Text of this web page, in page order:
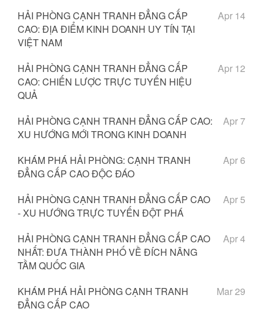
HẢI PHÒNG CẠNH TRANH ĐẲNG CẤP
CAO: ĐỊA ĐIỂM KINH DOANH UY TÍN TẠI
VIỆT NAM
Apr 14
HẢI PHÒNG CẠNH TRANH ĐẲNG CẤP
CAO: CHIẾN LƯỢC TRỰC TUYẾN HIỆU
QUẢ
Apr 12
HẢI PHÒNG CẠNH TRANH ĐẲNG CẤP CAO:
XU HƯỚNG MỚI TRONG KINH DOANH
Apr 7
KHÁM PHÁ HẢI PHÒNG: CẠNH TRANH
ĐẲNG CẤP CAO ĐỘC ĐÁO
Apr 6
HẢI PHÒNG CẠNH TRANH ĐẲNG CẤP CAO
- XU HƯỚNG TRỰC TUYẾN ĐỘT PHÁ
Apr 5
HẢI PHÒNG CẠNH TRANH ĐẲNG CẤP CAO
NHẤT: ĐƯA THÀNH PHỐ VỀ ĐÍCH NÂNG
TẦM QUỐC GIA
Apr 4
KHÁM PHÁ HẢI PHÒNG CẠNH TRANH
ĐẲNG CẤP CAO
Mar 29